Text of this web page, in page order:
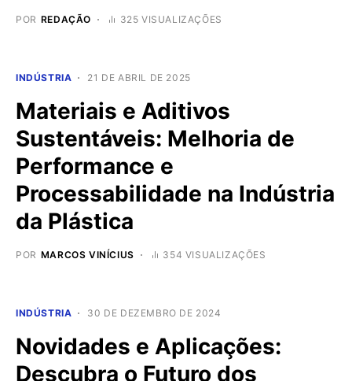
POR REDAÇÃO 325 VISUALIZAÇÕES
INDÚSTRIA 21 DE ABRIL DE 2025
Materiais e Aditivos
Sustentáveis: Melhoria de
Performance e
Processabilidade na Indústria
da Plástica
POR MARCOS VINÍCIUS 354 VISUALIZAÇÕES
INDÚSTRIA 30 DE DEZEMBRO DE 2024
Novidades e Aplicações:
Descubra o Futuro dos